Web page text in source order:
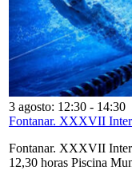
3 agosto: 12:30 - 14:30
Fontanar. XXXVII
Fontanar. XXXVII
12,30 horas Piscina